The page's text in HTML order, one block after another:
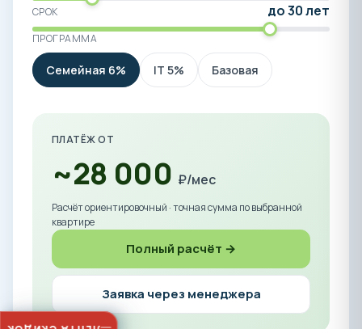
СРОК до 30 лет
ПРОГРАММА
Семейная 6% IT 5% Базовая
ПЛАТЁЖ ОТ
~28 000 ₽/мес
Расчёт ориентировочный · точная сумма по выбранной
квартире
Полный расчёт →
Заявка через менеджера